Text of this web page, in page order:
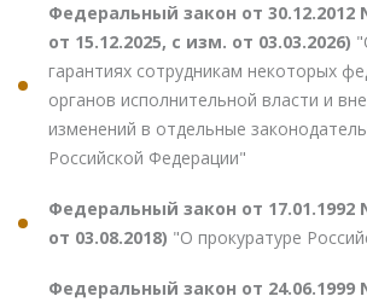
Федеральный закон от 30.12.2012
от 15.12.2025, с изм. от 03.03.2026)
гарантиях сотрудникам некоторых
органов исполнительной власти и
изменений в отдельные
Российской Федерации"
Федеральный закон от 17.01.1992
от 03.08.2018) "О прокуратуре
Федеральный закон от 24.06.1999